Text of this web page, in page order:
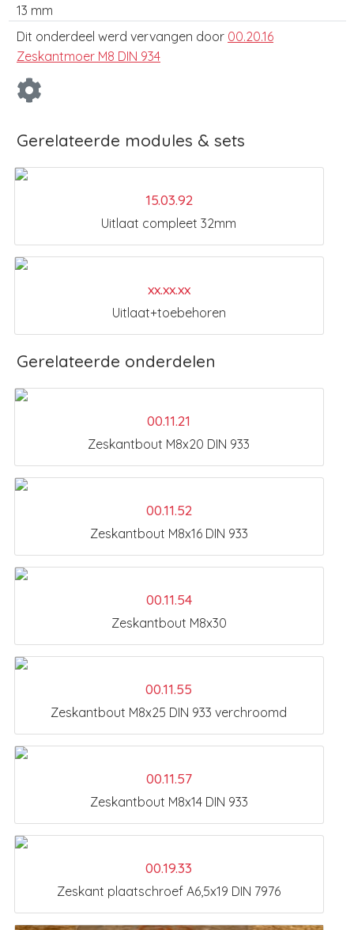
13 mm
Dit onderdeel werd vervangen door 00.20.16
Zeskantmoer M8 DIN 934
Gerelateerde modules & sets
15.03.92
Uitlaat compleet 32mm
xx.xx.xx
Uitlaat+toebehoren
Gerelateerde onderdelen
00.11.21
Zeskantbout M8x20 DIN 933
00.11.52
Zeskantbout M8x16 DIN 933
00.11.54
Zeskantbout M8x30
00.11.55
Zeskantbout M8x25 DIN 933 verchroomd
00.11.57
Zeskantbout M8x14 DIN 933
00.19.33
Zeskant plaatschroef A6,5x19 DIN 7976